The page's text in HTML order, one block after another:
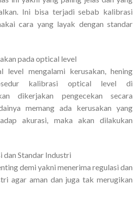
Ini bisa terjadi sebab kalibrasi
cara yang layak dengan standar
pada optical level
level mengalami kerusakan, hening
kalibrasi optical level di
dikerjakan pengecekan secara
memang ada kerusakan yang
akurasi, maka akan dilakukan
dan Standar Industri
demi yakni menerima regulasi dan
agar aman dan juga tak merugikan